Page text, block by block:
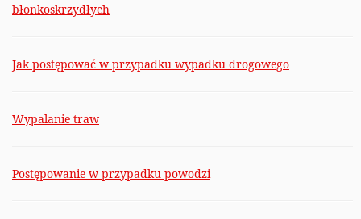
błonkoskrzydłych
Jak postępować w przypadku wypadku drogowego
Wypalanie traw
Postępowanie w przypadku powodzi